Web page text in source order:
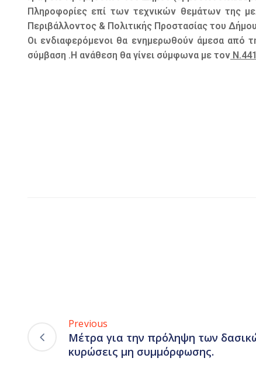
Πληροφορίες επί των τεχνικών θεμάτων της
Περιβάλλοντος & Πολιτικής Προστασίας του
Οι ενδιαφερόμενοι θα ενημερωθούν άμεσα από
σύμβαση .Η ανάθεση θα γίνει σύμφωνα με τον
Previous
Μέτρα για την πρόληψη των
κυρώσεις μη συμμόρφωσης.